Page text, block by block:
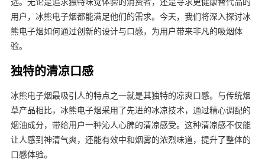
用户，冰熊电子烟都能满足他们的需求。今天，我们将深入探讨冰
熊电子烟如何通过创新的设计与口感，为用户带来非凡的吸烟体
验。
独特的清凉口感
冰熊电子烟最吸引人的特点之一就是其独特的凉爽口感。与传统烟
草产品相比，冰熊电子烟采用了先进的冰凉技术，通过精心调配的
烟油成分，带给用户一种沁人心脾的清凉感受。这种清凉感不仅能
让人感到神清气爽，还能有效中和烟雾的浓烈味道，提升了整体的
口感体验。